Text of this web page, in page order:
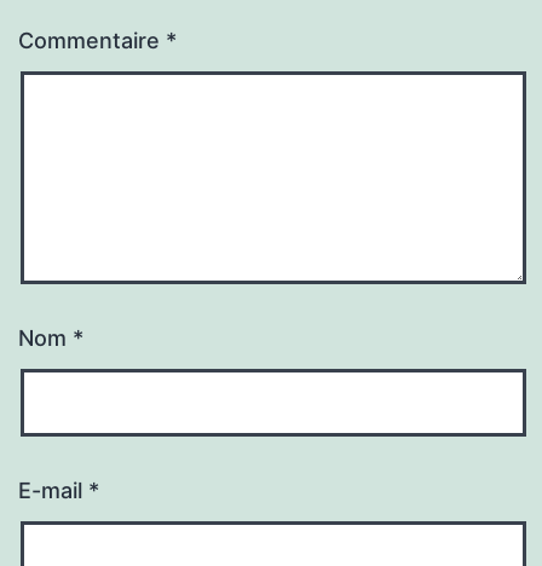
Commentaire *
Nom *
E-mail *